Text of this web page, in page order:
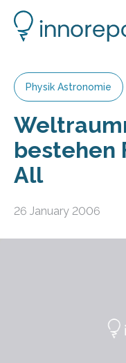
Physik Astronomie
bestehen
All
26 January 2006